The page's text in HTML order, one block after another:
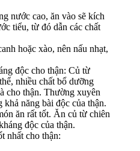
nước cao, ăn vào sẽ kích
tiểu, từ đó dẫn các chất
hoặc xào, nên nấu nhạt,
độc cho thận: Củ từ
nhiều chất bổ dưỡng
cho thận. Thường xuyên
khả năng bài độc của thận.
ăn rất tốt. Ăn củ từ chiên
độc của thận.
nhất cho thận: